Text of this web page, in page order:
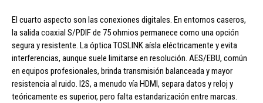
El cuarto aspecto son las conexiones digitales. En entornos caseros,
la salida coaxial S/PDIF de 75 ohmios permanece como una opción
segura y resistente. La óptica TOSLINK aísla eléctricamente y evita
interferencias, aunque suele limitarse en resolución. AES/EBU, común
en equipos profesionales, brinda transmisión balanceada y mayor
resistencia al ruido. I2S, a menudo vía HDMI, separa datos y reloj y
teóricamente es superior, pero falta estandarización entre marcas.